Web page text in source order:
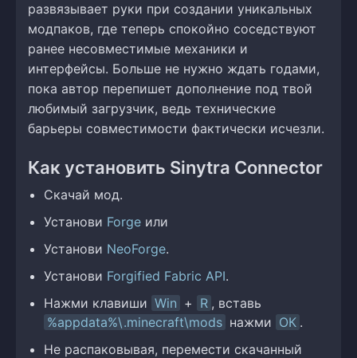
развязывает руки при создании уникальных
модпаков, где теперь спокойно соседствуют
ранее несовместимые механики и
интерфейсы. Больше не нужно ждать годами,
пока автор перепишет дополнение под твой
любимый загрузчик, ведь технические
барьеры совместимости фактически исчезли.
Как установить Sinytra Connector
Скачай мод.
Установи Forge или
Установи NeoForge.
Установи Forgified Fabric API.
Нажми клавиши Win + R , вставь
%appdata%\.minecraft\mods нажми ОК .
Не распаковывая, перемести скачанный